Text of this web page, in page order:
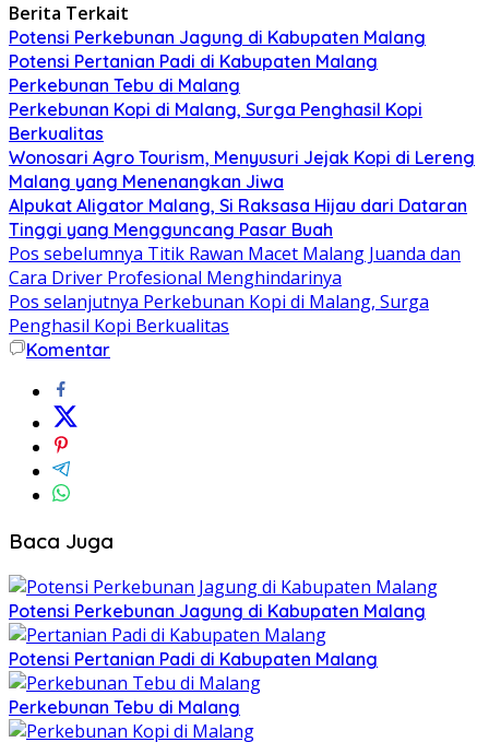
Berita Terkait
Potensi Perkebunan Jagung di Kabupaten Malang
Potensi Pertanian Padi di Kabupaten Malang
Perkebunan Tebu di Malang
Perkebunan Kopi di Malang, Surga Penghasil Kopi
Berkualitas
Wonosari Agro Tourism, Menyusuri Jejak Kopi di Lereng
Malang yang Menenangkan Jiwa
Alpukat Aligator Malang, Si Raksasa Hijau dari Dataran
Tinggi yang Mengguncang Pasar Buah
Pos sebelumnya Titik Rawan Macet Malang Juanda dan
Cara Driver Profesional Menghindarinya
Pos selanjutnya Perkebunan Kopi di Malang, Surga
Penghasil Kopi Berkualitas
Komentar
Baca Juga
Potensi Perkebunan Jagung di Kabupaten Malang
Potensi Pertanian Padi di Kabupaten Malang
Perkebunan Tebu di Malang